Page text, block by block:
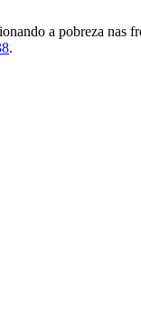
a pobreza nas
.